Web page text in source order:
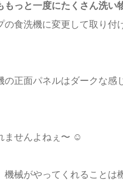
もっと一度にたくさん洗い
食洗機に変更して取り付
正面パネルはダークな感
ませんよねぇ〜 ☺️
械がやってくれることは